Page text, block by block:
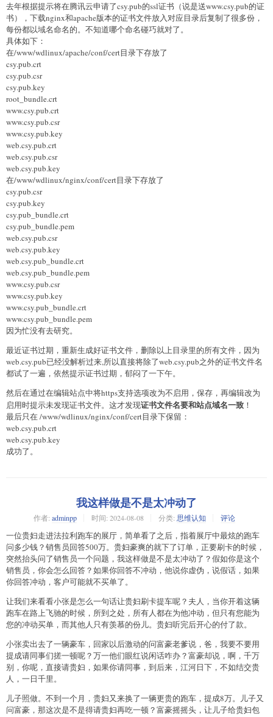
去年根据提示将在腾讯云申请了csy.pub的ssl证书（说是送www.csy.pub的证
书），下载nginx和apache版本的证书文件放入对应目录后复制了很多份，
每份都以域名命名的。不知道哪个命名碰巧就对了。
具体如下：
在/www/wdlinux/apache/conf/cert目录下存放了
csy.pub.crt
csy.pub.csr
csy.pub.key
root_bundle.crt
www.csy.pub.crt
www.csy.pub.csr
www.csy.pub.key
web.csy.pub.crt
web.csy.pub.csr
web.csy.pub.key
在/www/wdlinux/nginx/conf/cert目录下存放了
csy.pub.csr
csy.pub.key
csy.pub_bundle.crt
csy.pub_bundle.pem
web.csy.pub.csr
web.csy.pub.key
web.csy.pub_bundle.crt
web.csy.pub_bundle.pem
www.csy.pub.csr
www.csy.pub.key
www.csy.pub_bundle.crt
www.csy.pub_bundle.pem
因为忙没有去研究。
最近证书过期，重新生成好证书文件，删除以上目录里的所有文件，因为
web.csy.pub已经没解析过来,所以直接将除了web.csy.pub之外的证书文件名
都试了一遍，依然提示证书过期，郁闷了一下午。
然后在通过在编辑站点中将https支持选项改为不启用，保存，再编辑改为
启用时提示未发现证书文件。这才发现证书文件名要和站点域名一致 ！
最后只在 /www/wdlinux/nginx/conf/cert目录下保留：
web.csy.pub.crt
web.csy.pub.key
成功了。
我这样做是不是太冲动了
作者: adminpp 时间: 2024-08-08 分类: 思维认知 评论
一位贵妇走进法拉利跑车的展厅，简单看了之后，指着展厅中最炫的跑车
问多少钱？销售员回答500万。贵妇豪爽的就下了订单，正要刷卡的时候，
突然抬头问了销售员一个问题，我这样做是不是太冲动了？假如你是这个
销售员，你会怎么回答？如果你回答不冲动，他说你虚伪，说假话，如果
你回答冲动，客户可能就不买单了。
让我们来看看小张是怎么一句话让贵妇刷卡提车呢？夫人，当你开着这辆
跑车在路上飞驰的时候，所到之处，所有人都在为他冲动，但只有您能为
您的冲动买单，而其他人只有羡慕的份儿。贵妇听完后开心的付了款。
小张卖出去了一辆豪车，回家以后激动的问富豪老爹说，爸，我要不要用
提成请同事们搓一顿呢？万一他们眼红说闲话咋办？富豪却说，啊，千万
别，你呢，直接请贵妇，如果你请同事，到后来，江河日下，不如结交贵
人，一日千里。
儿子照做。不到一个月，贵妇又来换了一辆更贵的跑车，提成8万。儿子又
问富豪，那这次是不是得请贵妇再吃一顿？富豪摇摇头，让儿子给贵妇包